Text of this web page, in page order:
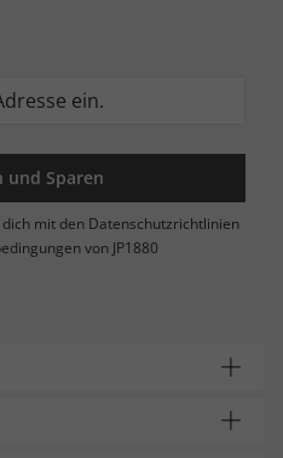
und Sparen
mit den Datenschutzrichtlinien
von JP1880